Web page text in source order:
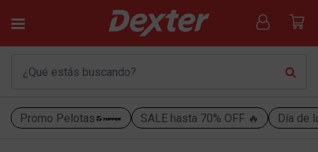
Promo Pelotas SALE hasta 70% OFF 🔥 Día de